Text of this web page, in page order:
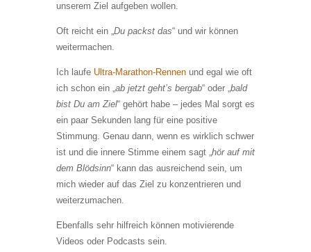
unserem Ziel aufgeben wollen.
Oft reicht ein „Du packst das“ und wir können
weitermachen.
Ich laufe Ultra-Marathon-Rennenund egal wie oft
ich schon ein „ab jetzt geht’s bergab“ oder „bald
bist Du am Ziel“ gehört habe – jedes Mal sorgt es
ein paar Sekunden lang für eine positive
Stimmung. Genau dann, wenn es wirklich schwer
ist und die innere Stimme einem sagt „hör auf mit
dem Blödsinn“ kann das ausreichend sein, um
mich wieder auf das Ziel zu konzentrieren und
weiterzumachen.
Ebenfalls sehr hilfreich können motivierende
Videos oder Podcasts sein.